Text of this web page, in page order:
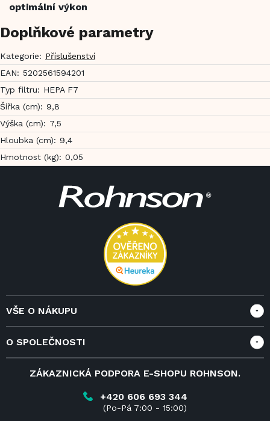
optimální výkon
Doplňkové parametry
Kategorie: Příslušenství
EAN: 5202561594201
Typ filtru: HEPA F7
Šířka (cm): 9,8
Výška (cm): 7,5
Hloubka (cm): 9,4
Hmotnost (kg): 0,05
VŠE O NÁKUPU
Doprava a služby
Reklamace
Vrácení zboží do 14 dnů
O SPOLEČNOSTI
ZÁKAZNICKÁ PODPORA E-SHOPU ROHNSON.
+420 606 693 344
(Po-Pá 7:00 - 15:00)